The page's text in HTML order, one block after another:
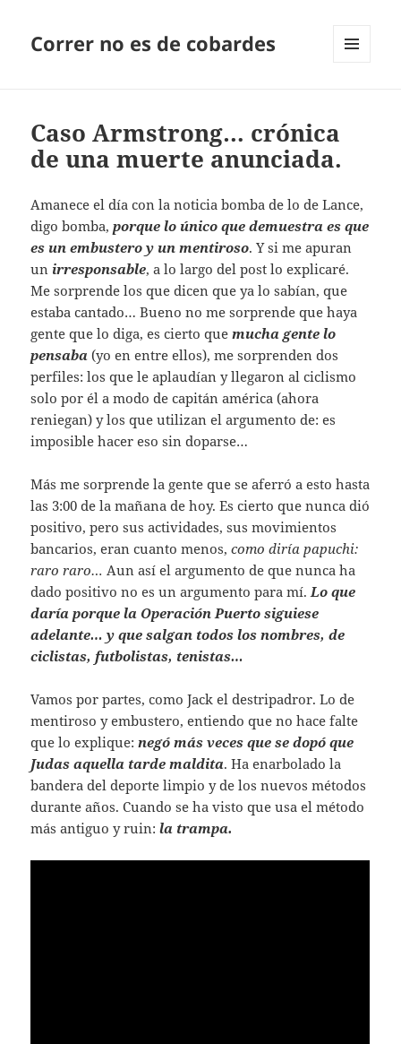
Correr no es de cobardes
Caso Armstrong… crónica
de una muerte anunciada.
Amanece el día con la noticia bomba de lo de Lance,
digo bomba,porque lo único que demuestra es que
es un embustero y un mentiroso. Y si me apuran
un irresponsable, a lo largo del post lo explicaré.
Me sorprende los que dicen que ya lo sabían, que
estaba cantado… Bueno no me sorprende que haya
gente que lo diga, es cierto quemucha gente lo
pensaba (yo en entre ellos), me sorprenden dos
perfiles: los que le aplaudían y llegaron al ciclismo
solo por él a modo de capitán américa (ahora
reniegan) y los que utilizan el argumento de: es
imposible hacer eso sin doparse…
Más me sorprende la gente que se aferró a esto hasta
las 3:00 de la mañana de hoy. Es cierto que nunca dió
positivo, pero sus actividades, sus movimientos
bancarios, eran cuanto menos,como diría papuchi:
raro raro… Aun así el argumento de que nunca ha
dado positivo no es un argumento para mí.Lo que
daría porque la Operación Puerto siguiese
adelante… y que salgan todos los nombres, de
ciclistas, futbolistas, tenistas…
Vamos por partes, como Jack el destripadror. Lo de
mentiroso y embustero, entiendo que no hace falte
que lo explique:negó más veces que se dopó que
Judas aquella tarde maldita. Ha enarbolado la
bandera del deporte limpio y de los nuevos métodos
durante años. Cuando se ha visto que usa el método
más antiguo y ruin: la trampa.